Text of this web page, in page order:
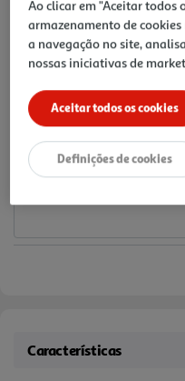
1.99 €/un
1,99 €
Notas de preparação
Características
Ao clicar em "Aceitar todos
armazenamento de
a navegação no site,
nossas iniciativas de
Aceitar todos os cookies
Definições de cookies